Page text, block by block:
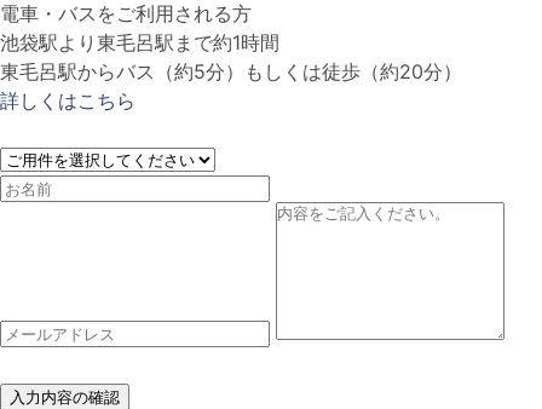
電車・バスをご利用される方
池袋駅より東毛呂駅まで約1時間
東毛呂駅からバス（約5分）もしくは徒歩（約20分）
詳しくはこちら
入力内容の確認